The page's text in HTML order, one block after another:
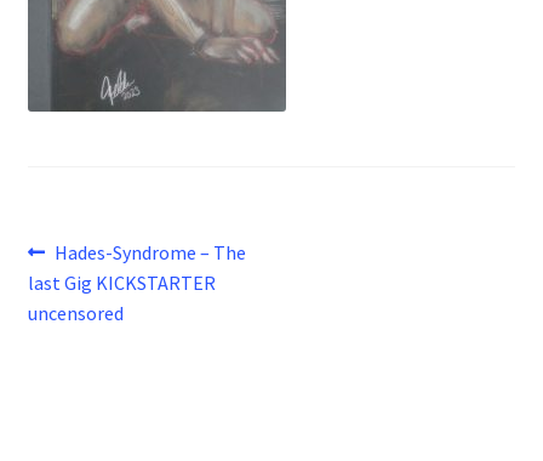
Beitragsnavigation
Vorheriger
Beitrag:
Hades-Syndrome – The
last Gig KICKSTARTER
uncensored